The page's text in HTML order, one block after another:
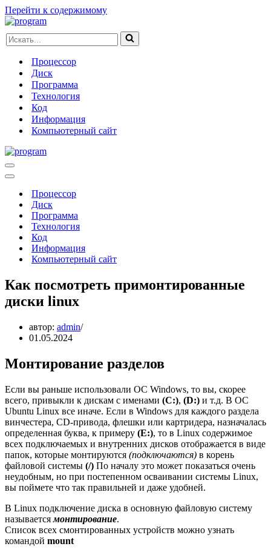
Перейти к содержимому
Искать...
Процессор
Диск
Программа
Технология
Код
Информация
Компьютерный сайт
Меню
навигации
Меню
навигацииПроцессор
Диск
Программа
Технология
Код
Информация
Компьютерный сайт
Как посмотреть примонтированные
диски linux
автор: admin
01.05.2024
Монтирование разделов
Если вы раньше использовали ОС Windows, то вы, скорее
всего, привыкли к дискам с именами (C:), (D:) и т.д. В ОС
Ubuntu Linux все иначе. Если в Windows для каждого раздела
винчестера, CD-привода, флешки или картридера, назначалась
определенная буква, к примеру (E:), то в Linux содержимое
всех подключаемых и внутренних дисков отображается в виде
папок, которые монтируются (подключаются) в корень
файловой системы (/) По началу это может показаться очень
неудобным, но при постепенном осваивании системы Linux,
вы поймете что так правильней и даже удобней.
В Linux подключение диска в основную файловую систему
называетсямонтирование.
Список всех смонтированных устройств можно узнать
командой mount